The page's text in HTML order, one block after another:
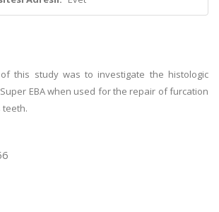
this study was to investigate the histologic
EBA when used for the repair of furcation